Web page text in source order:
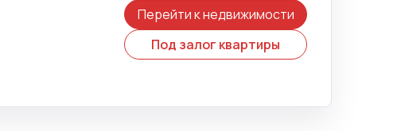
Перейти к недвижимости
Под залог квартиры